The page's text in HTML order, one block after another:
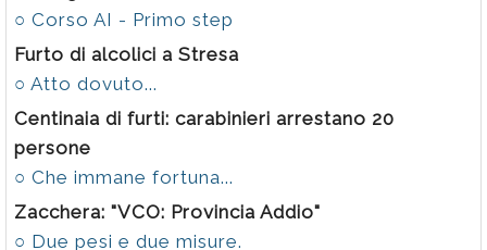
Annunci
○ Corso AI - Primo step
Furto di alcolici a Stresa
○ Atto dovuto...
Centinaia di furti: carabinieri arrestano 20
persone
○ Che immane fortuna...
Zacchera: "VCO: Provincia Addio"
○ Due pesi e due misure.